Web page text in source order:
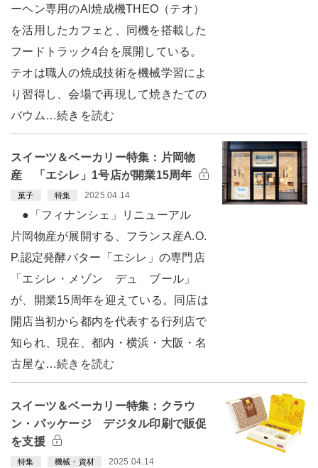
ーヘン専用のAI焼成機THEO（テオ）
を活用したカフェと、同機を搭載した
フードトラック4台を展開している。
テオは職人の焼成技術を機械学習によ
り習得し、会場で再現して焼きたての
バウム…続きを読む
スイーツ＆ベーカリー特集：片岡物
産 「エシレ」1号店が開業15周年
菓子 特集 2025.04.14
●「フィナンシェ」リニューアル
片岡物産が展開する、フランス産A.O.
P.認定発酵バター「エシレ」の専門店
「エシレ・メゾン デュ ブール」
が、開業15周年を迎えている。同店は
開店当初から都内を代表する行列店で
知られ、現在、都内・横浜・大阪・名
古屋な…続きを読む
スイーツ＆ベーカリー特集：クラウ
ン・パッケージ デジタル印刷で販促
を支援
特集 機械・資材 2025.04.14